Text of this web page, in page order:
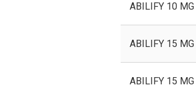
ABILIFY 10
ABILIFY 15
ABILIFY 15